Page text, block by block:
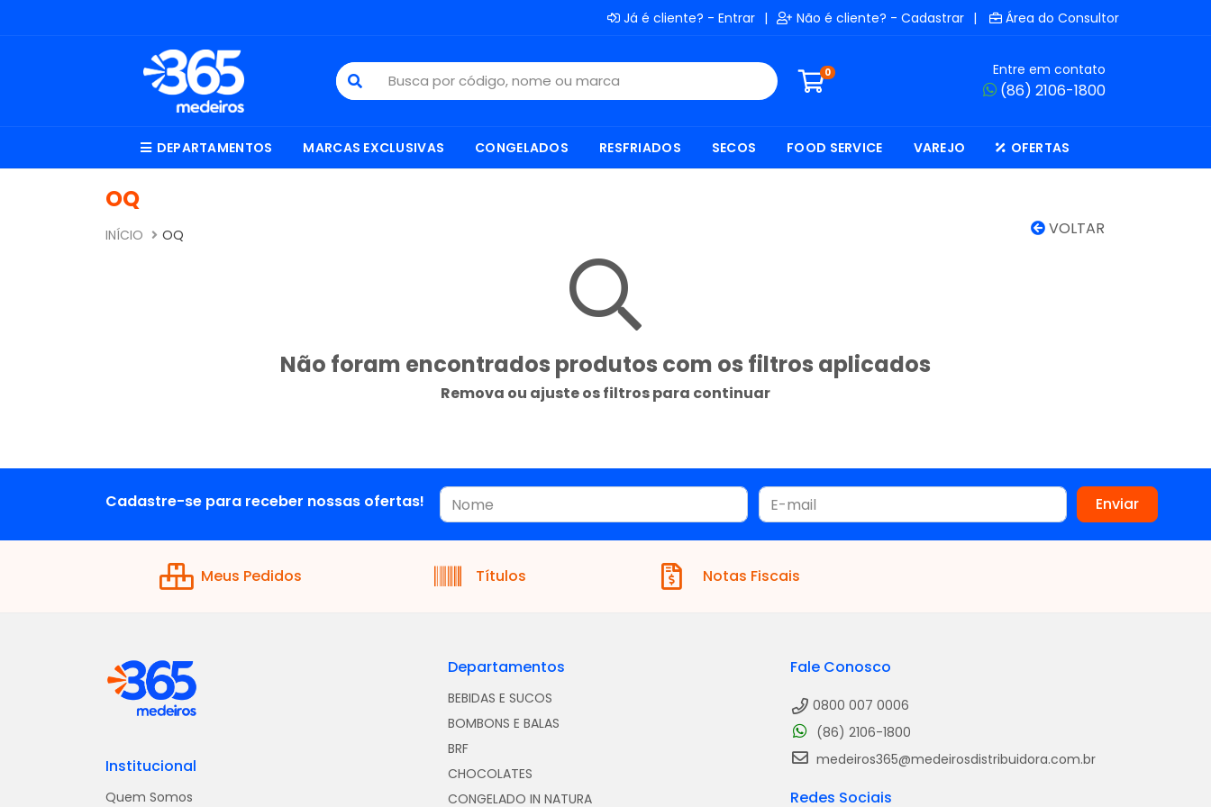
Já é cliente? - Entrar | Não é cliente? - Cadastrar | Área do Consultor
0 Entre em contato
(86) 2106-1800
DEPARTAMENTOS MARCAS EXCLUSIVAS CONGELADOS RESFRIADOS SECOS FOOD SERVICE VAREJO OFERTAS
OQ
VOLTAR
INÍCIO OQ
Não foram encontrados produtos com os filtros aplicados
Remova ou ajuste os filtros para continuar
Cadastre-se para receber nossas ofertas!
Meus Pedidos Títulos Notas Fiscais
Institucional
Quem Somos
Departamentos
BEBIDAS E SUCOS
BOMBONS E BALAS
BRF
CHOCOLATES
CONGELADO IN NATURA
Fale Conosco
0800 007 0006
(86) 2106-1800
medeiros365@medeirosdistribuidora.com.br
Redes Sociais